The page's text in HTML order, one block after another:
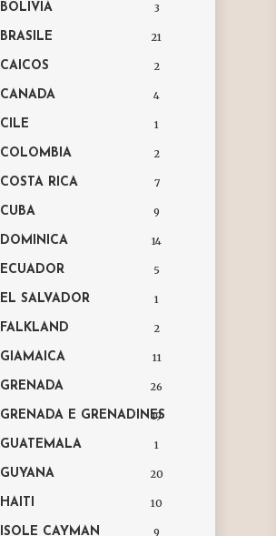
BOLIVIA 3
BRASILE 21
CAICOS 2
CANADA 4
CILE 1
COLOMBIA 2
COSTA RICA 7
CUBA 9
DOMINICA 14
ECUADOR 5
EL SALVADOR 1
FALKLAND 2
GIAMAICA 11
GRENADA 26
GRENADA E GRENADINES
19
GUATEMALA 1
GUYANA 20
HAITI 10
ISOLE CAYMAN 9